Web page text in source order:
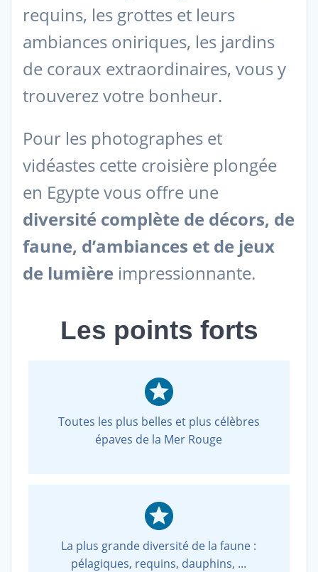
requins, les grottes et leurs
ambiances oniriques, les jardins
de coraux extraordinaires, vous y
trouverez votre bonheur.
Pour les photographes et
vidéastes cette croisière plongée
en Egypte vous offre une
diversité complète de décors, de
faune, d’ambiances et de jeux
de lumière impressionnante.
Les points forts
Toutes les plus belles et plus célèbres
épaves de la Mer Rouge
La plus grande diversité de la faune :
pélagiques, requins, dauphins, ...